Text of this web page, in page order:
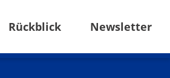
Rückblick Newsletter